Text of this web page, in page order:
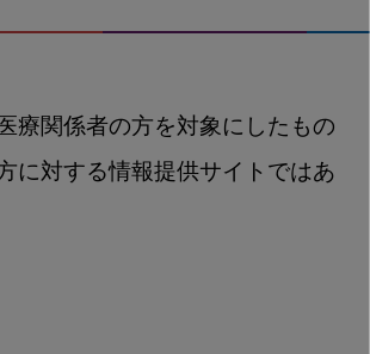
療関係者の方を対象にしたもの
に対する情報提供サイトではあ